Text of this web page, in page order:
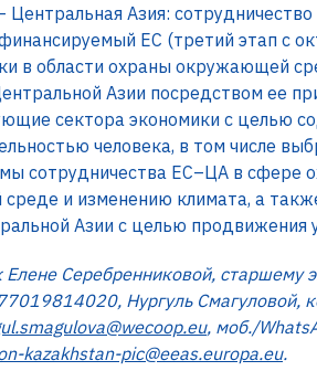
Азия:
ЕС (третий этап с
в области охраны окружающей
Азии посредством ее
сектора экономики с целью
человека, в том числе
сотрудничества ЕС–ЦA в
и изменению климата, а
Азии с целью продвижения
Серебренниковой, старшему
Нургуль Смагуловой,
, моб./
kazakhstan-pic@eeas.europa.eu.